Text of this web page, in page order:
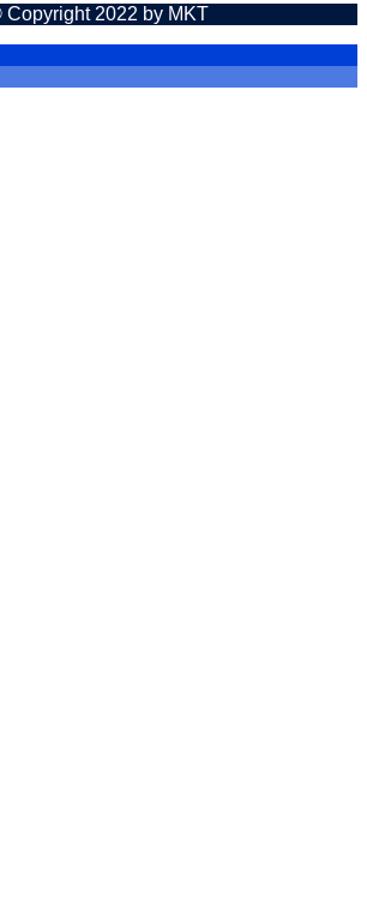
Copyright 2022 by MKT